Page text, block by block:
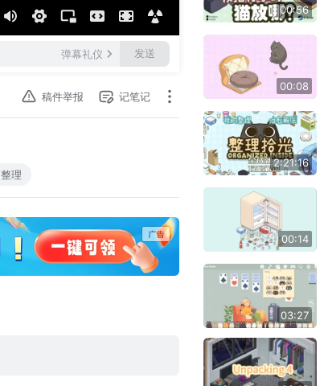
弹幕礼仪 发送
稿件举报 记笔记
整理
00:56
00:08
2:21:16
00:14
03:27